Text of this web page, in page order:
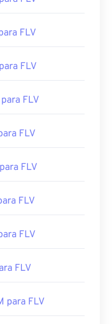
FLV
FLV
FLV
FLV
FLV
FLV
FLV
FLV
para FLV